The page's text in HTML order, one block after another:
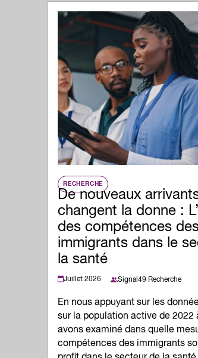
RECHERCHE
De nouveaux
changent la donne :
des compétences
immigrants dans le
la santé
Juillet 2026 Signal49 Recherche
En nous appuyant sur les
sur la population active de 2022
avons examiné dans quelle
compétences des immigrants